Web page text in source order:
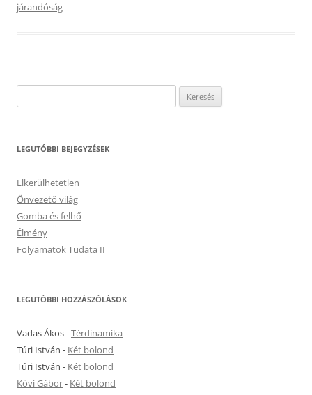
járandóság
LEGUTÓBBI BEJEGYZÉSEK
Elkerülhetetlen
Önvezető világ
Gomba és felhő
Élmény
Folyamatok Tudata II
LEGUTÓBBI HOZZÁSZÓLÁSOK
Vadas Ákos-Térdinamika
Túri István - Két bolond
Túri István - Két bolond
Kövi Gábor- Két bolond